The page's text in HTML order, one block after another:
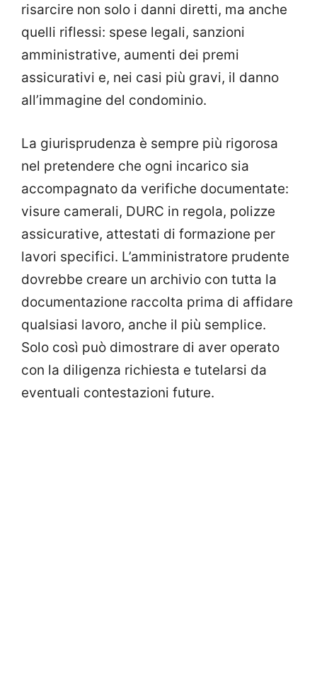
risarcire non solo i danni diretti, ma anche
quelli riflessi: spese legali, sanzioni
amministrative, aumenti dei premi
assicurativi e, nei casi più gravi, il danno
all’immagine del condominio.
La giurisprudenza è sempre più rigorosa
nel pretendere che ogni incarico sia
accompagnato da verifiche documentate:
visure camerali, DURC in regola, polizze
assicurative, attestati di formazione per
lavori specifici. L’amministratore prudente
dovrebbe creare un archivio con tutta la
documentazione raccolta prima di affidare
qualsiasi lavoro, anche il più semplice.
Solo così può dimostrare di aver operato
con la diligenza richiesta e tutelarsi da
eventuali contestazioni future.